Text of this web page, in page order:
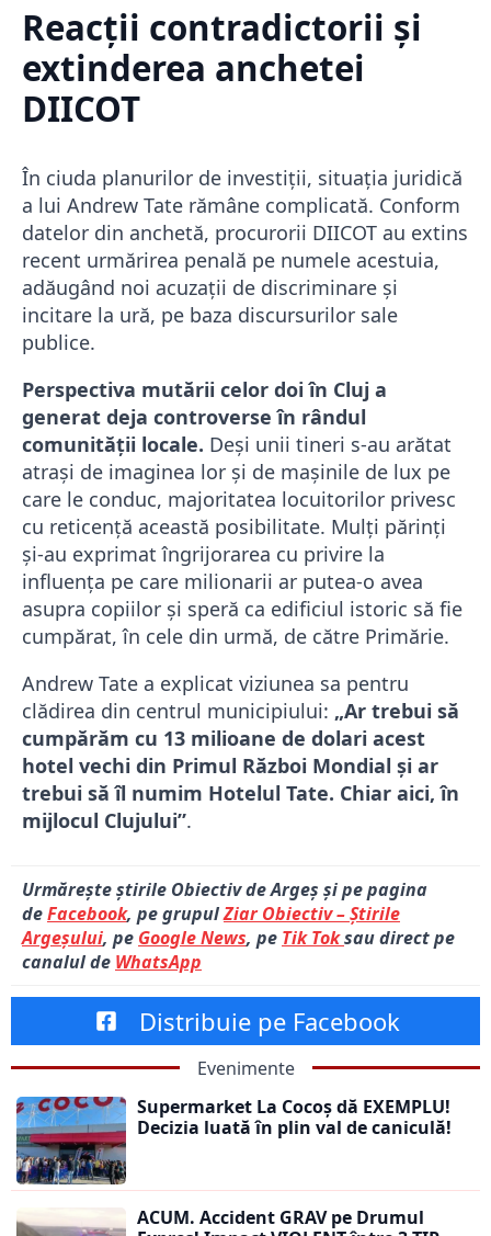
Reacții contradictorii și
extinderea anchetei
DIICOT
În ciuda planurilor de investiții, situația juridică
a lui Andrew Tate rămâne complicată. Conform
datelor din anchetă, procurorii DIICOT au extins
recent urmărirea penală pe numele acestuia,
adăugând noi acuzații de discriminare și
incitare la ură, pe baza discursurilor sale
publice.
Perspectiva mutării celor doi în Cluj a
generat deja controverse în rândul
comunității locale. Deși unii tineri s-au arătat
atrași de imaginea lor și de mașinile de lux pe
care le conduc, majoritatea locuitorilor privesc
cu reticență această posibilitate. Mulți părinți
și-au exprimat îngrijorarea cu privire la
influența pe care milionarii ar putea-o avea
asupra copiilor și speră ca edificiul istoric să fie
cumpărat, în cele din urmă, de către Primărie.
Andrew Tate a explicat viziunea sa pentru
clădirea din centrul municipiului: „Ar trebui să
cumpărăm cu 13 milioane de dolari acest
hotel vechi din Primul Război Mondial şi ar
trebui să îl numim Hotelul Tate. Chiar aici, în
mijlocul Clujului”.
Urmărește știrile Obiectiv de Argeș și pe pagina
deFacebook, pe grupulZiar Obiectiv – Știrile
Argeșului, pe Google News, pe Tik Toksau direct pe
canalul de WhatsApp
Distribuie pe Facebook
Evenimente
Supermarket La Cocoș dă EXEMPLU!
Decizia luată în plin val de caniculă!
ACUM. Accident GRAV pe Drumul